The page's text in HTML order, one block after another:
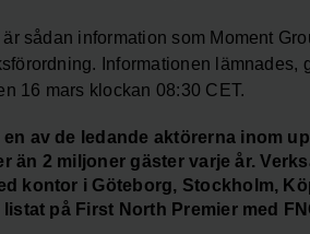
sådan information som Moment
Informationen
16 mars klockan 08:30 CET.
en av de ledande aktörerna inom
än 2 miljoner gäster varje år.
kontor i Göteborg, Stockholm,
listat på First North Premier med